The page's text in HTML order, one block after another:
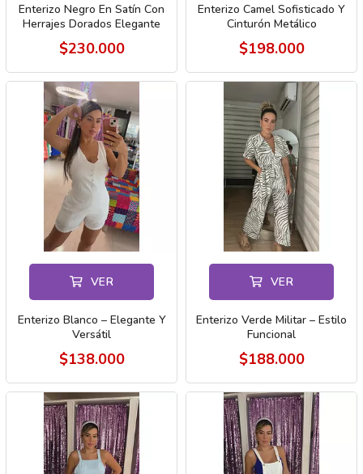
Enterizo Negro En Satín Con
Herrajes Dorados Elegante
$230.000
Enterizo Camel Sofisticado Y
Cinturón Metálico
$198.000
VER
Enterizo Blanco – Elegante Y
Versátil
$138.000
VER
Enterizo Verde Militar – Estilo
Funcional
$188.000